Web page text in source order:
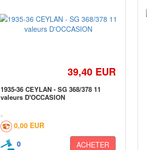
39,40 EUR
1935-36 CEYLAN - SG 368/378 11
valeurs D'OCCASION
0,00 EUR
0
ACHETER